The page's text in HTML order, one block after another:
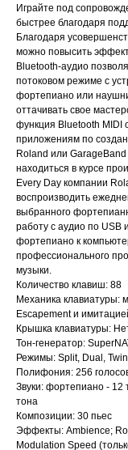
Играйте под
быстрее благодаря
Благодаря
можно повысить
Bluetooth-аудио
потоковом режиме с
фортепиано или
оттачивать свое
функция Bluetooth MIDI
приложениям по
Roland или
находиться в курсе
Every Day компании
воспроизводить
выбранного
работу с аудио по USB
фортепиано к
профессионального
музыки.
Количество клавиш: 88
Механика клавиатуры:
Escapement и
Крышка клавиатуры:
Тон-генератор:
Режимы: Split, Dual,
Полифония: 256
Звуки: фортепиано - 12
тона
Композиции: 30 пьес
Эффекты: Ambience;
Modulation Speed